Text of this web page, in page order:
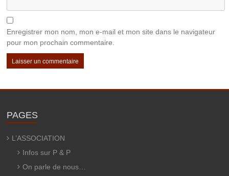
Enregistrer mon nom, mon e-mail et mon site dans le navigateur
pour mon prochain commentaire.
PAGES
L’ASSOCIATION
Infos sur P & P
On parle de nous…